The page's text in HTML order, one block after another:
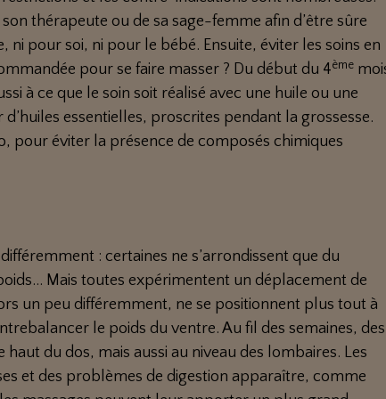
thérapeute ou de sa sage-femme afin d’être sûre
ni pour soi, ni pour le bébé. Ensuite, éviter les soins en
pour se faire masser ? Du début du 4ème
à ce que le soin soit réalisé avec une huile ou une
essentielles, proscrites pendant la grossesse.
pour éviter la présence de composés chimiques
: certaines ne s’arrondissent que du
Mais toutes expérimentent un déplacement de
un peu différemment, ne se positionnent plus tout à
le poids du ventre. Au fil des semaines, des
du dos, mais aussi au niveau des lombaires. Les
et des problèmes de digestion apparaître, comme